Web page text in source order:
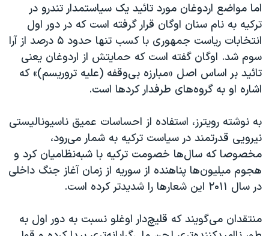
اما مواضع اردوغان مورد تائید یک سیاستمدار تندرو در
ترکیه به نام سنان اوگان قرار گرفته است که در دور اول
انتخابات ریاست جمهوری با کسب تنها حدود ۵ درصد از آرا
سوم شد. اوگان گفته است که حمایتش از اردوغان یعنی
تائید بر اساس اصل «مبارزه بی‌وقفه (علیه تروریسم)» که
اشاره او به گروه‌های طرفدار کردها است.
به نوشته رویترز، استفاده از احساسات عمیق ناسیونالیستی
نیرویی قدرتمند در سیاست ترکیه به شمار می‌رود،
مخصوصا که سال‌ها خصومت ترکیه با شبه‌نظامیان کرد و
هجوم میلیون‌ها پناهنده از سوریه از زمان آغاز جنگ داخلی
در سال ۲۰۱۱ این شعارها را شدیدتر کرده است.
منتقدان می‌گویند که قلیچ‌دار اوغلو نسبت به دور اول به